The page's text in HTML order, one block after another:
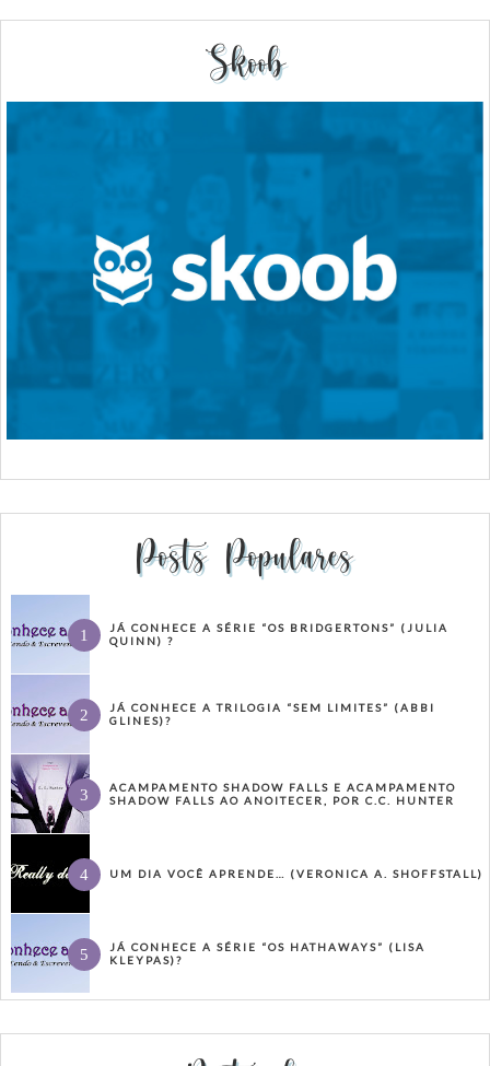
Skoob
Posts Populares
JÁ CONHECE A SÉRIE “OS BRIDGERTONS” (JULIA
QUINN) ?
JÁ CONHECE A TRILOGIA “SEM LIMITES” (ABBI
GLINES)?
ACAMPAMENTO SHADOW FALLS E ACAMPAMENTO
SHADOW FALLS AO ANOITECER, POR C.C. HUNTER
UM DIA VOCÊ APRENDE… (VERONICA A. SHOFFSTALL)
JÁ CONHECE A SÉRIE “OS HATHAWAYS” (LISA
KLEYPAS)?